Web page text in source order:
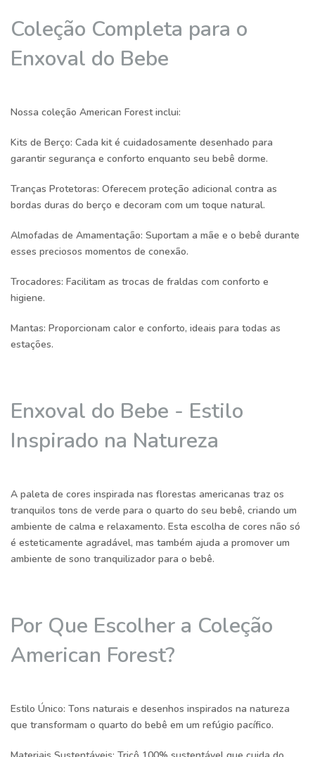
Coleção Completa para o
Enxoval do Bebe
Nossa coleção American Forest inclui:
Kits de Berço: Cada kit é cuidadosamente desenhado para
garantir segurança e conforto enquanto seu bebê dorme.
Tranças Protetoras: Oferecem proteção adicional contra as
bordas duras do berço e decoram com um toque natural.
Almofadas de Amamentação: Suportam a mãe e o bebê durante
esses preciosos momentos de conexão.
Trocadores: Facilitam as trocas de fraldas com conforto e
higiene.
Mantas: Proporcionam calor e conforto, ideais para todas as
estações.
Enxoval do Bebe - Estilo
Inspirado na Natureza
A paleta de cores inspirada nas florestas americanas traz os
tranquilos tons de verde para o quarto do seu bebê, criando um
ambiente de calma e relaxamento. Esta escolha de cores não só
é esteticamente agradável, mas também ajuda a promover um
ambiente de sono tranquilizador para o bebê.
Por Que Escolher a Coleção
American Forest?
Estilo Único: Tons naturais e desenhos inspirados na natureza
que transformam o quarto do bebê em um refúgio pacífico.